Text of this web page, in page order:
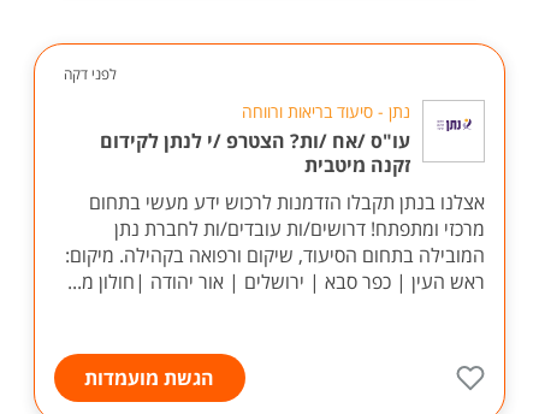
לפני דקה
נתן - סיעוד בריאות ורווחה
עו"ס /אח /ות? הצטרפ /י לנתן לקידום
זקנה מיטבית
אצלנו בנתן תקבלו הזדמנות לרכוש ידע מעשי בתחום
מרכזי ומתפתח! דרושים/ות עובדים/ות לחברת נתן
המובילה בתחום הסיעוד, שיקום ורפואה בקהילה. מיקום:
ראש העין | כפר סבא | ירושלים | אור יהודה |חולון מ...
הגשת מועמדות